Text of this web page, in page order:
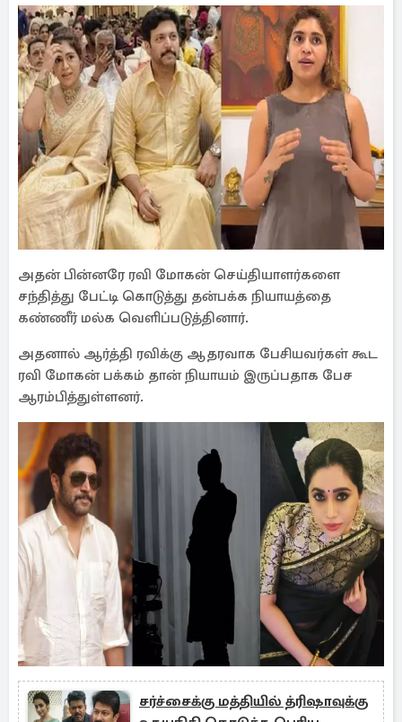
அதன் பின்னரே ரவி மோகன் செய்தியாளர்களை
சந்தித்து பேட்டி கொடுத்து தன்பக்க நியாயத்தை
கண்ணீர் மல்க வெளிப்படுத்தினார்.
அதனால் ஆர்த்தி ரவிக்கு ஆதரவாக பேசியவர்கள் கூட
ரவி மோகன் பக்கம் தான் நியாயம் இருப்பதாக பேச
ஆரம்பித்துள்ளனர்.
சர்ச்சைக்கு மத்தியில் த்ரிஷாவுக்கு
உதயநிதி கொடுத்த பெரிய
வாய்ப்பு! என்ன தெரியமா?
இந்நிலையில், கேரளாவில் நடைபெற்ற குறித்த
நிகழ்ச்சியில் ரவி மோகன் பாடகி கெனிஷாவுடன்
செய்த அளப்பறைகளை பறைசாற்றும் வகையில் ஒரு
காணொளி இணையத்தில் படு வைரலாகி வருகின்றது.